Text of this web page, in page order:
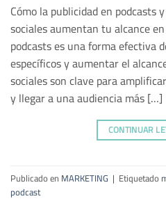
Cómo la publicidad en podcasts
sociales aumentan tu alcance
podcasts es una forma efectiva
específicos y aumentar el
sociales son clave para
y llegar a una audiencia más […]
CONTINUAR
Publicado en MARKETING | Etiquetado
podcast